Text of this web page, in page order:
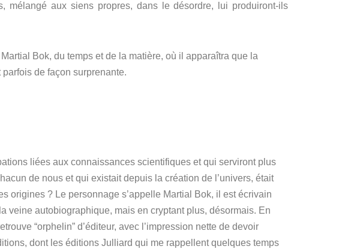
mélangé aux siens propres, dans le désordre, lui produiront-ils
Bok, du temps et de la matière, où il apparaîtra que la
de façon surprenante.
liées aux connaissances scientifiques et qui serviront plus
de nous et qui existait depuis la création de l’univers, était
origines ? Le personnage s’appelle Martial Bok, il est écrivain
veine autobiographique, mais en cryptant plus, désormais. En
“orphelin” d’éditeur, avec l’impression nette de devoir
dont les éditions Julliard qui me rappellent quelques temps